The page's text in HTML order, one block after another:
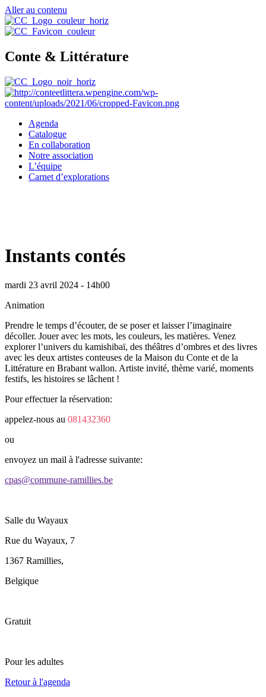
Aller au contenu
Conte & Littérature
Agenda
Catalogue
En collaboration
Notre association
L’équipe
Carnet d’explorations
Instants contés
mardi 23 avril 2024 - 14h00
Animation
Prendre le temps d’écouter, de se poser et laisser l’imaginaire
décoller. Jouer avec les mots, les couleurs, les matières. Venez
explorer l’univers du kamishibaï, des théâtres d’ombres et des livres
avec les deux artistes conteuses de la Maison du Conte et de la
Littérature en Brabant wallon. Artiste invité, thème varié, moments
festifs, les histoires se lâchent !
Pour effectuer la réservation:
appelez-nous au 081432360
ou
envoyez un mail à l'adresse suivante:
cpas@commune-ramillies.be
Salle du Wayaux
Rue du Wayaux, 7
1367 Ramillies,
Belgique
Gratuit
Pour les adultes
Retour à l'agenda